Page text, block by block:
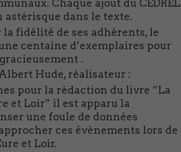
Chaque ajout du CEDREL
astérisque dans le texte.
fidélité de ses adhérents, le
centaine d’exemplaires pour
.
Hude, réalisateur :
pour la rédaction du livre “La
et Loir” il est apparu la
une foule de données
ces évènements lors de
et Loir.